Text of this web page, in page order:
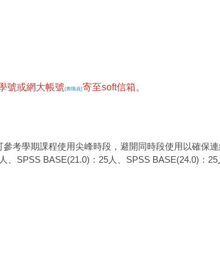
號或網大帳號(教職員)寄至soft信箱。
考學期課程使用尖峰時段，避開同時段使用以確保連
、SPSS BASE(21.0)：25人、SPSS BASE(24.0)：